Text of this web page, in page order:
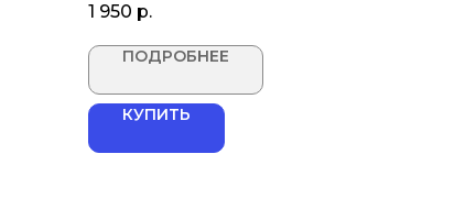
1 950 р.
ПОДРОБНЕЕ
КУПИТЬ